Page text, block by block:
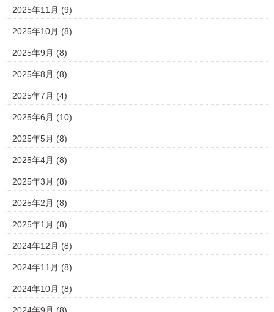
2025年11月 (9)
2025年10月 (8)
2025年9月 (8)
2025年8月 (8)
2025年7月 (4)
2025年6月 (10)
2025年5月 (8)
2025年4月 (8)
2025年3月 (8)
2025年2月 (8)
2025年1月 (8)
2024年12月 (8)
2024年11月 (8)
2024年10月 (8)